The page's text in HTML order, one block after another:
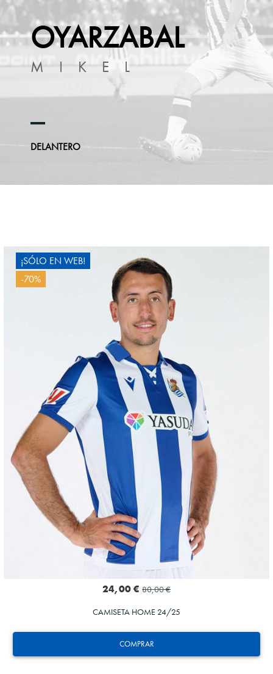
OYARZABAL
MIKEL
DELANTERO
COMPRAR
OYARZABAL
10
¡SÓLO EN WEB!
-70%
24,00 € 80,00 €
CAMISETA HOME 24/25